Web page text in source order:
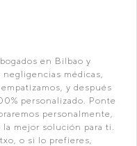
en Bilbao y
médicas,
y después
personalizado. Ponte
personalmente,
la mejor solución para ti.
o si lo prefieres,